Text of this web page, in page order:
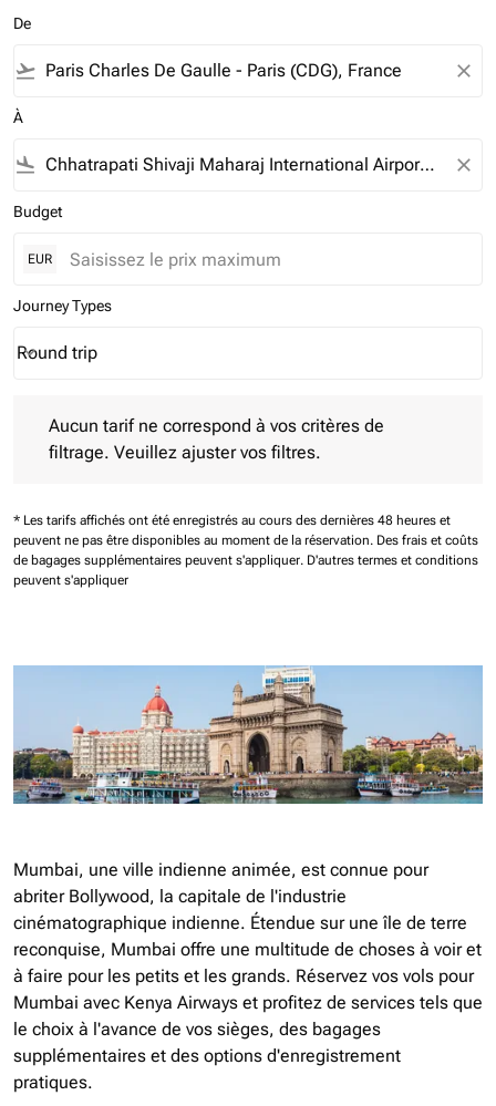
De
flight_takeoff close
À
flight_land close
Budget
EUR
Journey Types
Journey Types option Round trip Selected
Round trip
keyboard_arrow_down
Aucun tarif ne correspond à vos critères de
filtrage. Veuillez ajuster vos filtres.
* Les tarifs affichés ont été enregistrés au cours des dernières 48 heures et
peuvent ne pas être disponibles au moment de la réservation. Des frais et coûts
de bagages supplémentaires peuvent s'appliquer. D'autres termes et conditions
peuvent s'appliquer
Mumbai, une ville indienne animée, est connue pour
abriter Bollywood, la capitale de l'industrie
cinématographique indienne. Étendue sur une île de terre
reconquise, Mumbai offre une multitude de choses à voir et
à faire pour les petits et les grands. Réservez vos vols pour
Mumbai avec Kenya Airways et profitez de services tels que
le choix à l'avance de vos sièges, des bagages
supplémentaires et des options d'enregistrement
pratiques.